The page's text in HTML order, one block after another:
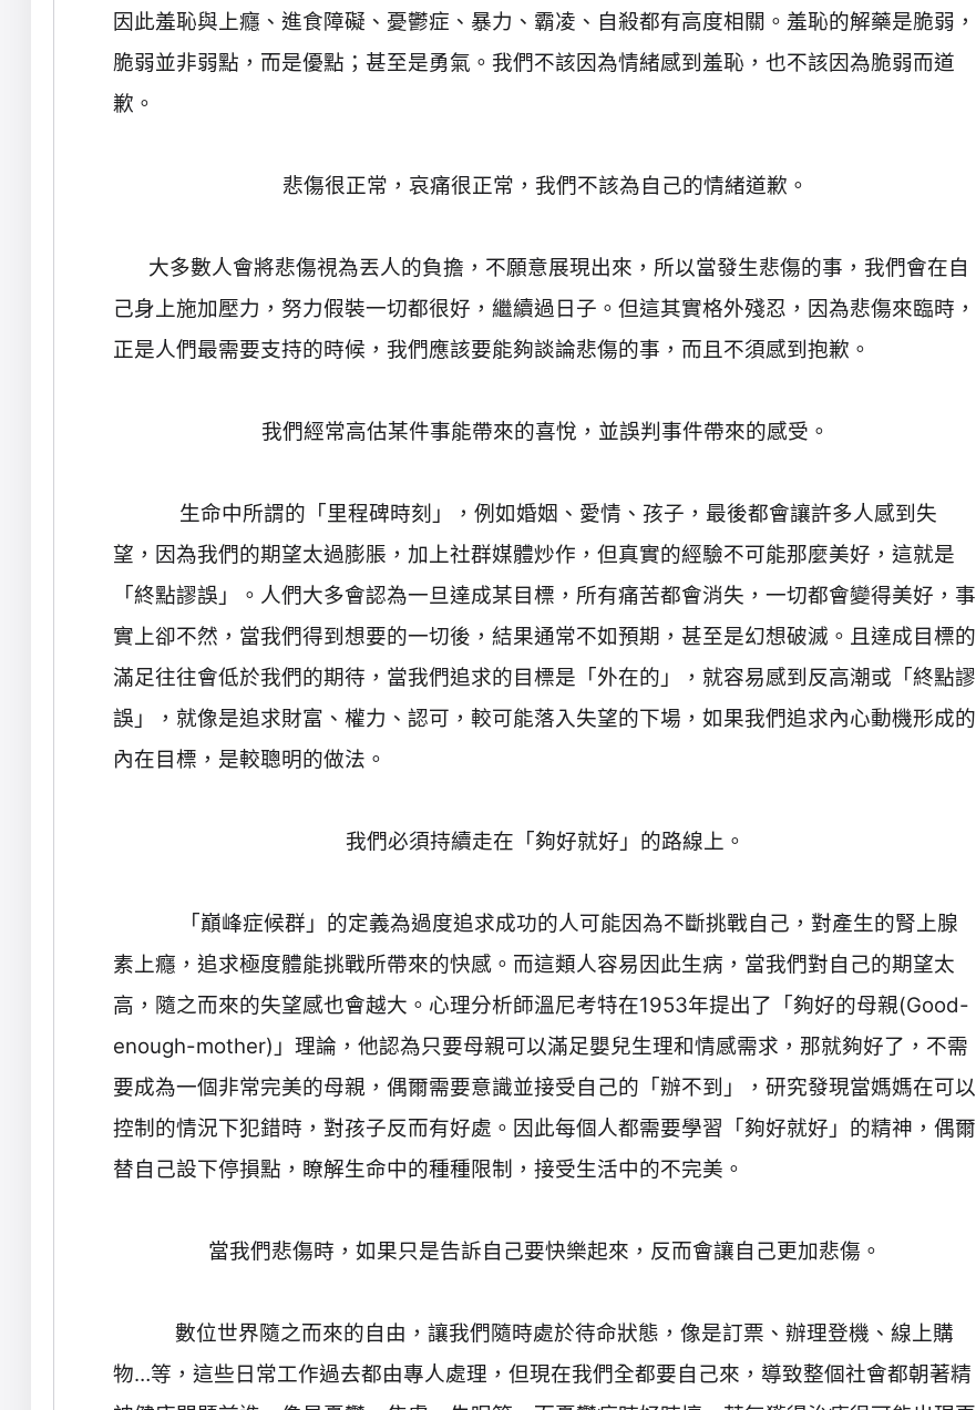
因此羞恥與上癮、進食障礙、憂鬱症、暴力、霸凌、自殺都有高度相關。羞恥的解藥是脆弱，
脆弱並非弱點，而是優點；甚至是勇氣。我們不該因為情緒感到羞恥，也不該因為脆弱而道
歉。
悲傷很正常，哀痛很正常，我們不該為自己的情緒道歉。
大多數人會將悲傷視為丟人的負擔，不願意展現出來，所以當發生悲傷的事，我們會在自
己身上施加壓力，努力假裝一切都很好，繼續過日子。但這其實格外殘忍，因為悲傷來臨時，
正是人們最需要支持的時候，我們應該要能夠談論悲傷的事，而且不須感到抱歉。
我們經常高估某件事能帶來的喜悅，並誤判事件帶來的感受。
生命中所謂的「里程碑時刻」，例如婚姻、愛情、孩子，最後都會讓許多人感到失
望，因為我們的期望太過膨脹，加上社群媒體炒作，但真實的經驗不可能那麼美好，這就是
「終點謬誤」。人們大多會認為一旦達成某目標，所有痛苦都會消失，一切都會變得美好，事
實上卻不然，當我們得到想要的一切後，結果通常不如預期，甚至是幻想破滅。且達成目標的
滿足往往會低於我們的期待，當我們追求的目標是「外在的」，就容易感到反高潮或「終點謬
誤」，就像是追求財富、權力、認可，較可能落入失望的下場，如果我們追求內心動機形成的
內在目標，是較聰明的做法。
我們必須持續走在「夠好就好」的路線上。
「巔峰症候群」的定義為過度追求成功的人可能因為不斷挑戰自己，對產生的腎上腺
素上癮，追求極度體能挑戰所帶來的快感。而這類人容易因此生病，當我們對自己的期望太
高，隨之而來的失望感也會越大。心理分析師溫尼考特在1953年提出了「夠好的母親(Good-
enough-mother) 」理論，他認為只要母親可以滿足嬰兒生理和情感需求，那就夠好了，不需
要成為一個非常完美的母親，偶爾需要意識並接受自己的「辦不到」，研究發現當媽媽在可以
控制的情況下犯錯時，對孩子反而有好處。因此每個人都需要學習「夠好就好」的精神，偶爾
替自己設下停損點，瞭解生命中的種種限制，接受生活中的不完美。
當我們悲傷時，如果只是告訴自己要快樂起來，反而會讓自己更加悲傷。
數位世界隨之而來的自由，讓我們隨時處於待命狀態，像是訂票、辦理登機、線上購
物…等，這些日常工作過去都由專人處理，但現在我們全都要自己來，導致整個社會都朝著精